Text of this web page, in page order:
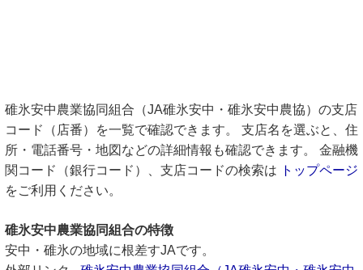
碓氷安中農業協同組合（JA碓氷安中・碓氷安中農協）の支店
コード（店番）を一覧で確認できます。 支店名を選ぶと、住
所・電話番号・地図などの詳細情報も確認できます。 金融機
関コード（銀行コード）、支店コードの検索は
トップページ
をご利用ください。
碓氷安中農業協同組合の特徴
安中・碓氷の地域に根差すJAです。